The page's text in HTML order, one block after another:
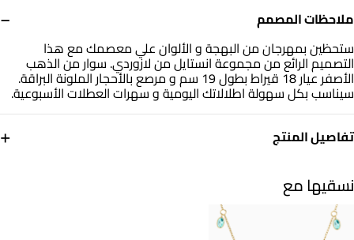
ملاحظات المصمم −
ستحظين بمهرجان من البهجة و الألوان علي معصمك مع هذا
التصميم الرائع من مجموعة انستايل من لازوردي. سوار من الذهب
الأصفر عيار 18 قيراط بطول 19 سم و مرصع بالأحجار الملونة البراقة.
سيناسب بكل سهولة اطلالاتك اليومية و سهرات العطلات الأسبوعية.
تفاصيل المنتج
+
ذهب أصفر 18 قيراط
أبعاد السوار
طول: 19 سم
نسقيها مع